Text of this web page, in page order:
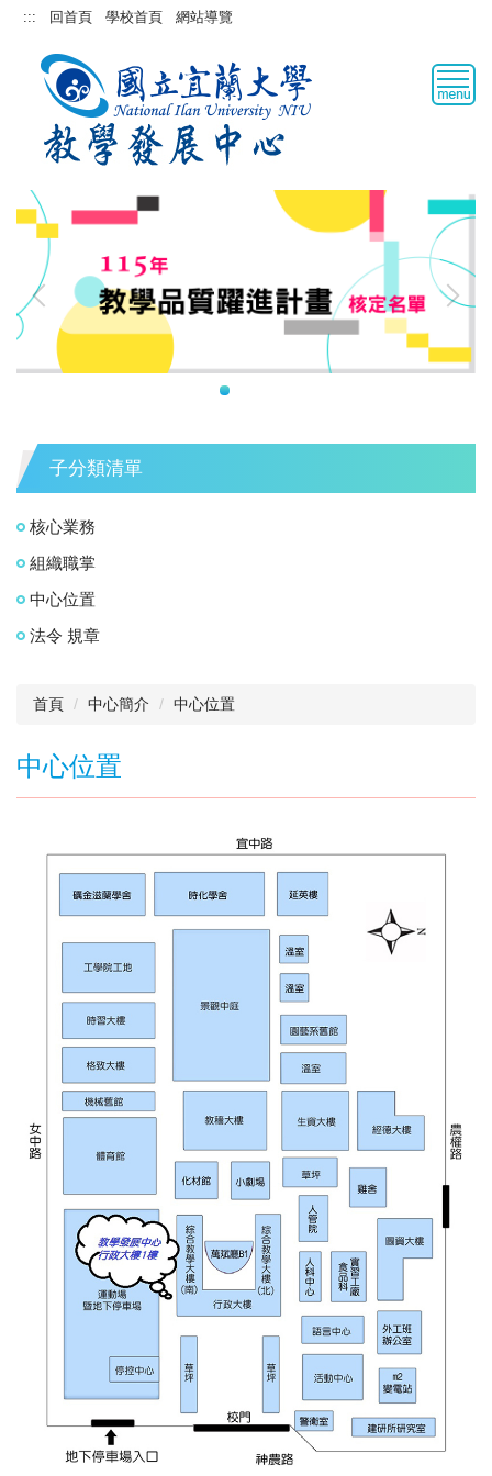
跳::: 回首頁 學校首頁 網站導覽
子分類清單
核心業務
組織職掌
中心位置
法令 規章
首頁 中心簡介 中心位置
中心位置